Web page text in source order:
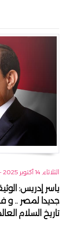
الثلاثاء, 14 أكتوبر 2025 - 02:39 م
ياسر إدريس:
جديدا لمصر .. و
تاريخ السلام